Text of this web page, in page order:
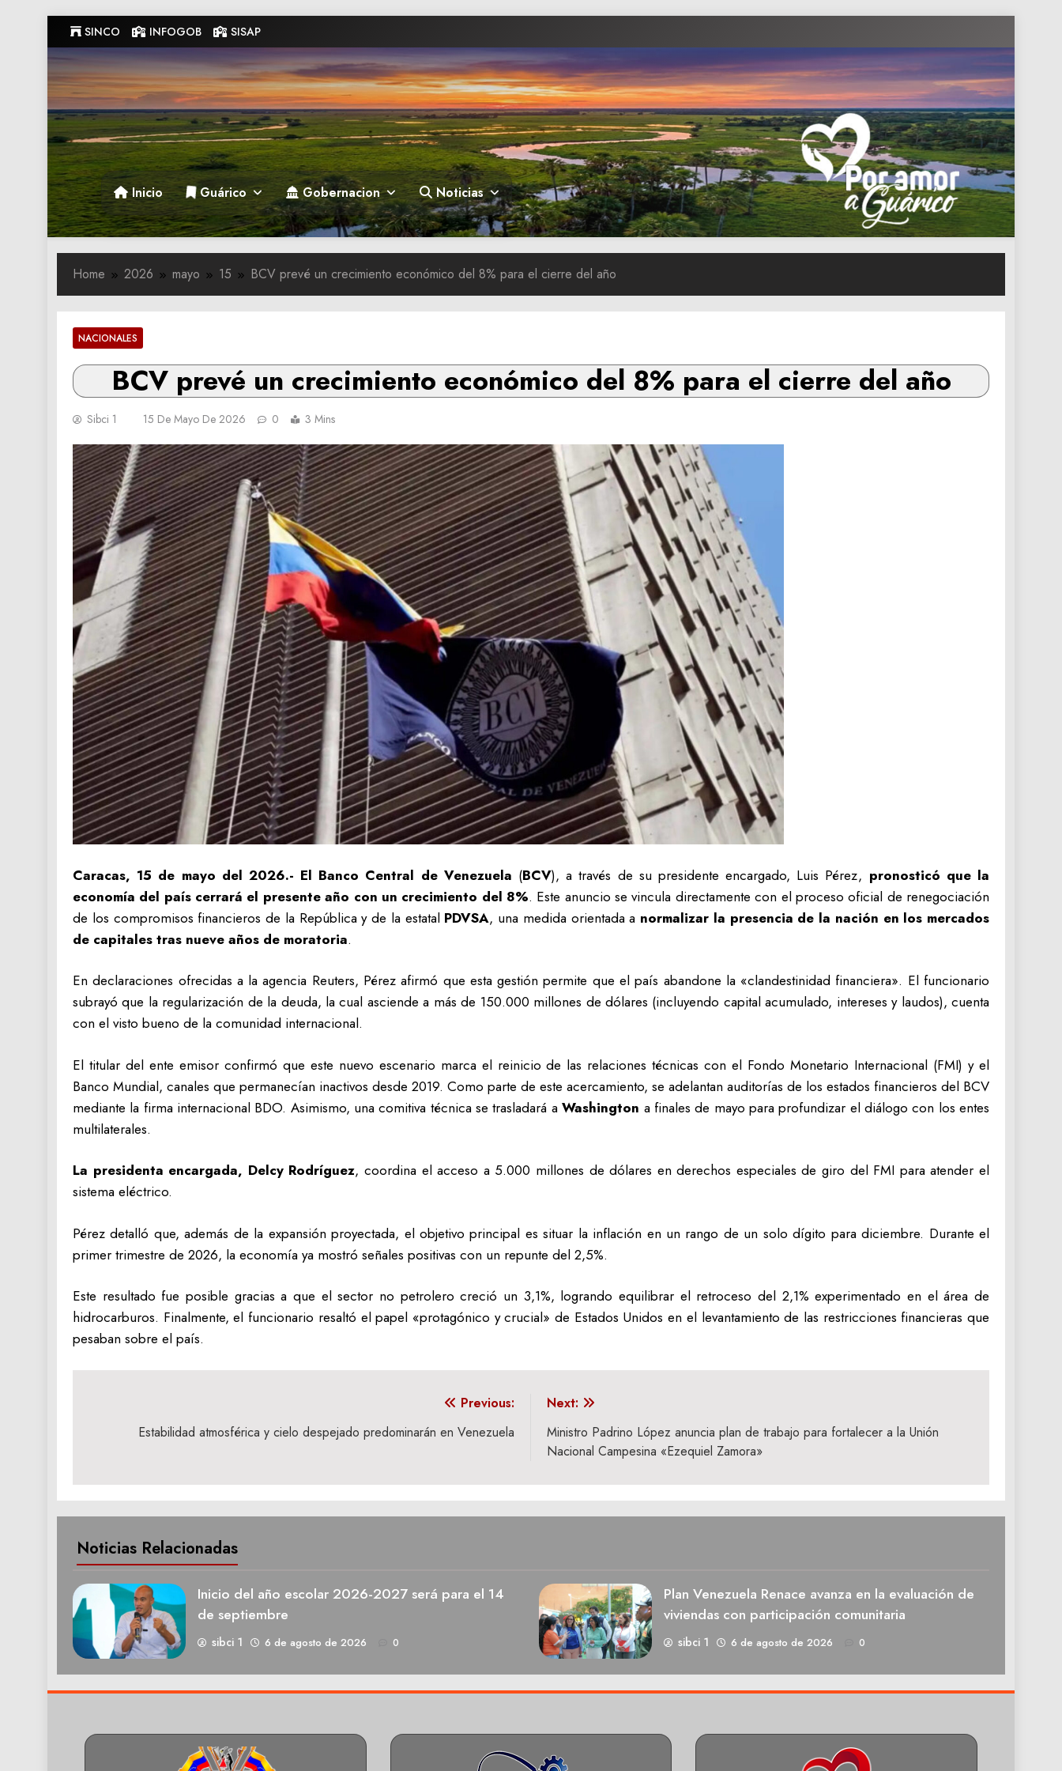
to
content
SINCO INFOGOB SISAP
Gobernacion de Guarico
Gobernacion de Guarico
Inicio Guárico Gobernacion Noticias
Home 2026 mayo 15 BCV prevé un crecimiento económico del 8% para el cierre del año
NACIONALES
BCV prevé un crecimiento económico del 8% para el cierre del año
Sibci 1 15 De Mayo De 2026 0 3 Mins
Caracas, 15 de mayo del 2026.- El Banco Central de Venezuela (BCV), a través de su presidente encargado, Luis Pérez, pronosticó que la
economía del país cerrará el presente año con un crecimiento del 8%. Este anuncio se vincula directamente con el proceso oficial de renegociación
de los compromisos financieros de la República y de la estatal PDVSA, una medida orientada a normalizar la presencia de la nación en los mercados
de capitales tras nueve años de moratoria.
En declaraciones ofrecidas a la agencia Reuters, Pérez afirmó que esta gestión permite que el país abandone la «clandestinidad financiera». El funcionario
subrayó que la regularización de la deuda, la cual asciende a más de 150.000 millones de dólares (incluyendo capital acumulado, intereses y laudos), cuenta
con el visto bueno de la comunidad internacional.
El titular del ente emisor confirmó que este nuevo escenario marca el reinicio de las relaciones técnicas con el Fondo Monetario Internacional (FMI) y el
Banco Mundial, canales que permanecían inactivos desde 2019. Como parte de este acercamiento, se adelantan auditorías de los estados financieros del BCV
mediante la firma internacional BDO. Asimismo, una comitiva técnica se trasladará aWashington a finales de mayo para profundizar el diálogo con los entes
multilaterales.
La presidenta encargada, Delcy Rodríguez, coordina el acceso a 5.000 millones de dólares en derechos especiales de giro del FMI para atender el
sistema eléctrico.
Pérez detalló que, además de la expansión proyectada, el objetivo principal es situar la inflación en un rango de un solo dígito para diciembre. Durante el
primer trimestre de 2026, la economía ya mostró señales positivas con un repunte del 2,5%.
Este resultado fue posible gracias a que el sector no petrolero creció un 3,1%, logrando equilibrar el retroceso del 2,1% experimentado en el área de
hidrocarburos. Finalmente, el funcionario resaltó el papel «protagónico y crucial» de Estados Unidos en el levantamiento de las restricciones financieras que
pesaban sobre el país.
Previous:
Estabilidad atmosférica y cielo despejado predominarán en Venezuela
Next:
Ministro Padrino López anuncia plan de trabajo para fortalecer a la Unión
Nacional Campesina «Ezequiel Zamora»
Noticias Relacionadas
Inicio del año escolar 2026-2027 será para el 14
de septiembre
sibci 1 6 de agosto de 2026 0
Plan Venezuela Renace avanza en la evaluación de
viviendas con participación comunitaria
sibci 1 6 de agosto de 2026 0